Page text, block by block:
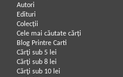
Autori
Edituri
Colecții
Cele mai căutate cărți
Blog Printre Carti
Cărţi sub 5 lei
Cărţi sub 8 lei
Cărţi sub 10 lei